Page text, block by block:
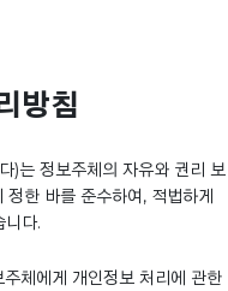
방침
)는 정보주체의 자유와 권리 보
정한 바를 준수하여, 적법하게
니다.
주체에게 개인정보 처리에 관한